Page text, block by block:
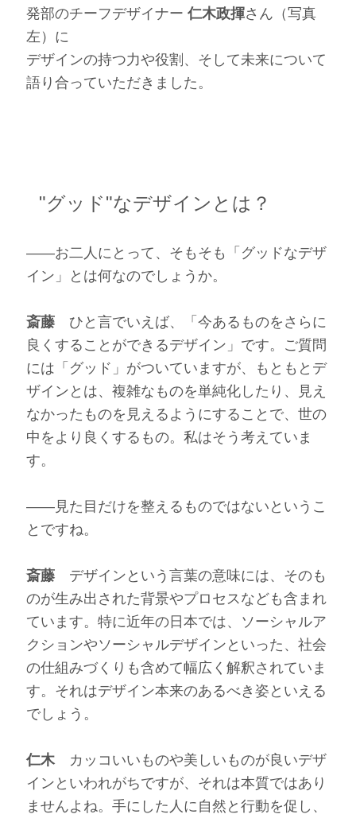
発部のチーフデザイナー 仁木政揮さん（写真
左）に
デザインの持つ力や役割、そして未来について
語り合っていただきました。
"グッド"なデザインとは？
――お二人にとって、そもそも「グッドなデザ
イン」とは何なのでしょうか。
斎藤ひと言でいえば、「今あるものをさらに
良くすることができるデザイン」です。ご質問
には「グッド」がついていますが、もともとデ
ザインとは、複雑なものを単純化したり、見え
なかったものを見えるようにすることで、世の
中をより良くするもの。私はそう考えていま
す。
――見た目だけを整えるものではないというこ
とですね。
斎藤デザインという言葉の意味には、そのも
のが生み出された背景やプロセスなども含まれ
ています。特に近年の日本では、ソーシャルア
クションやソーシャルデザインといった、社会
の仕組みづくりも含めて幅広く解釈されていま
す。それはデザイン本来のあるべき姿といえる
でしょう。
仁木カッコいいものや美しいものが良いデザ
インといわれがちですが、それは本質ではあり
ませんよね。手にした人に自然と行動を促し、